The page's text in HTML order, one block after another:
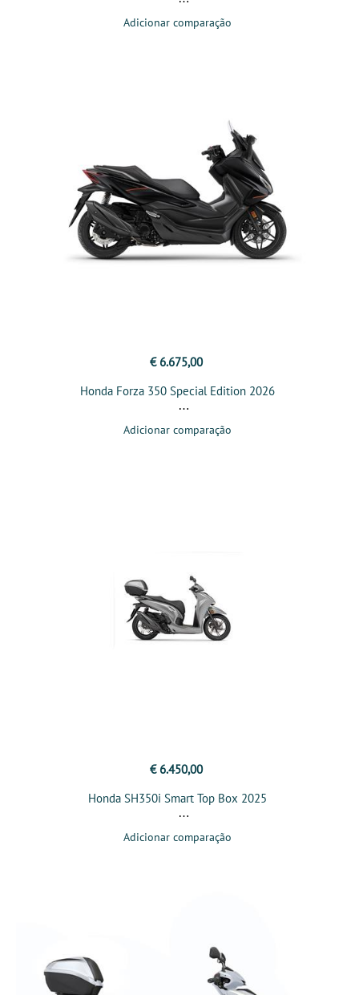
Adicionar comparação
€ 6.675,00
Honda Forza 350 Special Edition 2026
Adicionar comparação
€ 6.450,00
Honda SH350i Smart Top Box 2025
Adicionar comparação